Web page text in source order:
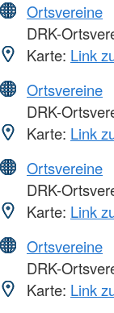
Ortsvereine
DRK-
Karte: Link
Ortsvereine
DRK-
Karte: Link
Ortsvereine
DRK-
Karte: Link
Ortsvereine
DRK-
Karte: Link